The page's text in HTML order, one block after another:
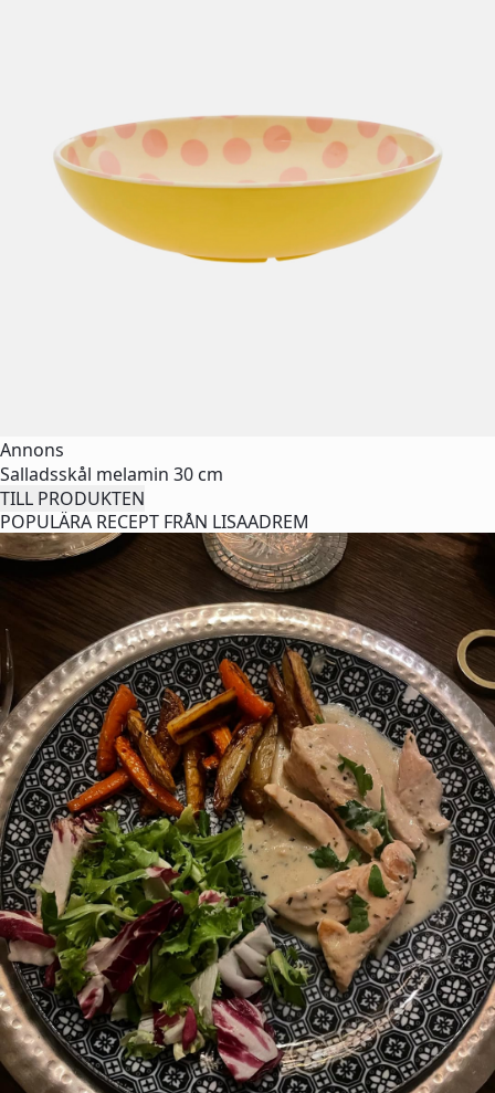
Annons
Salladsskål melamin 30 cm
TILL PRODUKTEN
POPULÄRA RECEPT FRÅN LISAADREM